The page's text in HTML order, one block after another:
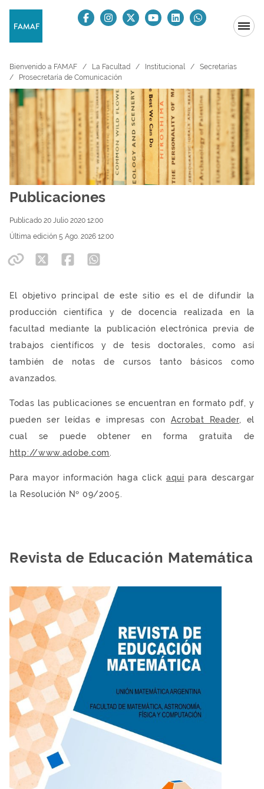
Bienvenido a FAMAF La Facultad Institucional
Secretarías
Prosecretaría de Comunicación
Publicaciones
Publicado 20 Julio 2020 12:00
Última edición 5 Ago. 2026 12:00
El objetivo principal de este sitio es el de difundir la
producción científica y de docencia realizada en la
facultad mediante la publicación electrónica previa de
trabajos científicos y de tesis doctorales, como así
también de notas de cursos tanto básicos como
avanzados.
Todas las publicaciones se encuentran en formato pdf, y
pueden ser leídas e impresas con Acrobat Reader, el
cual se puede obtener en forma gratuita de
http://www.adobe.com.
Para mayor información haga click aqui para descargar
la Resolución Nº 09/2005.
Revista de Educación Matemática